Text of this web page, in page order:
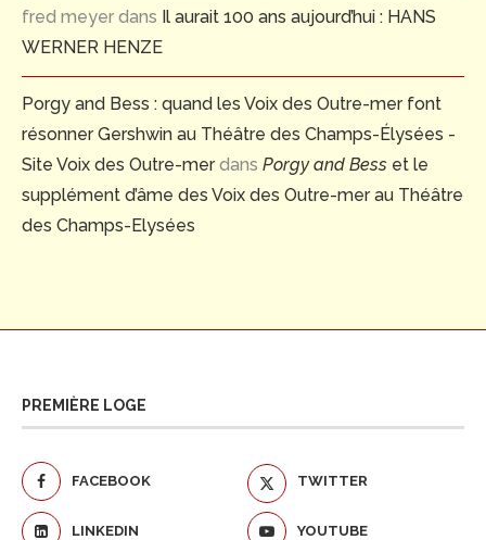
fred meyer dans Il aurait 100 ans aujourd’hui : HANS
WERNER HENZE
Porgy and Bess : quand les Voix des Outre-mer font
résonner Gershwin au Théâtre des Champs-Élysées -
Site Voix des Outre-merdans Porgy and Bess et le
supplément d’âme des Voix des Outre-mer au Théâtre
des Champs-Elysées
PREMIÈRE LOGE
FACEBOOK TWITTER
LINKEDIN YOUTUBE